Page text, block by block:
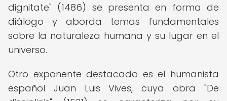
dignitate" (1486) se presenta en forma de
diálogo y aborda temas fundamentales
sobre la naturaleza humana y su lugar en el
universo.
Otro exponente destacado es el humanista
español Juan Luis Vives, cuya obra "De